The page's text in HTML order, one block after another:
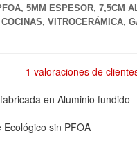
5MM ESPESOR, 7,5CM
VITROCERÁMICA,
1 valoraciones de
en Aluminio fundido
sin PFOA